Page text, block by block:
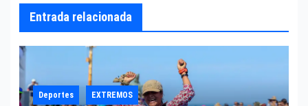
Entrada relacionada
Deportes EXTREMOS